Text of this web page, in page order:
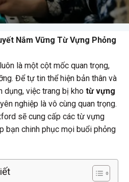
Nắm Vững Từ Vựng Phỏng
là một cột mốc quan trọng,
Để tự tin thể hiện bản thân và
dụng, việc trang bị kho từ vựng
nghiệp là vô cùng quan trọng.
sẽ cung cấp các từ vựng
bạn chinh phục mọi buổi phỏng